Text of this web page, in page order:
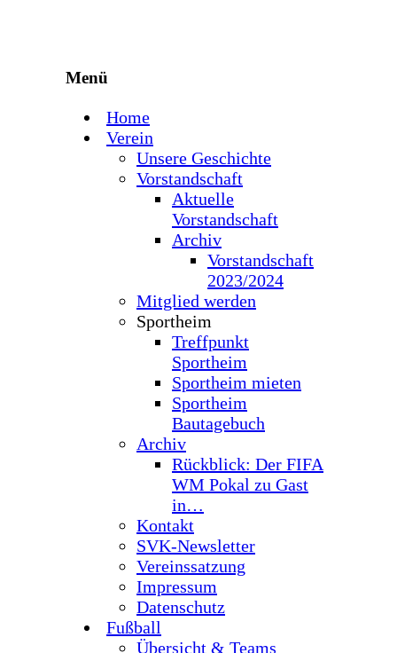
Menü
Home
Verein
Unsere Geschichte
Vorstandschaft
Aktuelle
Vorstandschaft
Archiv
Vorstandschaft
2023/2024
Mitglied werden
Sportheim
Treffpunkt
Sportheim
Sportheim mieten
Sportheim
Bautagebuch
Archiv
Rückblick: Der FIFA
WM Pokal zu Gast
in…
Kontakt
SVK-Newsletter
Vereinssatzung
Impressum
Datenschutz
Fußball
Übersicht & Teams